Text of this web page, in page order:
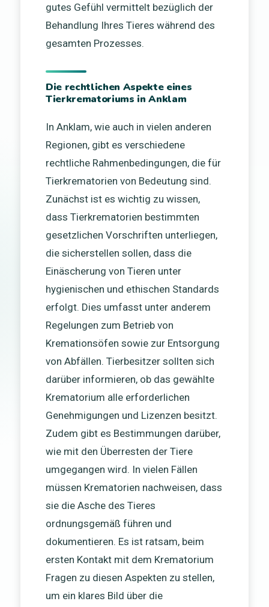
gutes Gefühl vermittelt bezüglich der
Behandlung Ihres Tieres während des
gesamten Prozesses.
Die rechtlichen Aspekte eines
Tierkrematoriums in Anklam
In Anklam, wie auch in vielen anderen
Regionen, gibt es verschiedene
rechtliche Rahmenbedingungen, die für
Tierkrematorien von Bedeutung sind.
Zunächst ist es wichtig zu wissen,
dass Tierkrematorien bestimmten
gesetzlichen Vorschriften unterliegen,
die sicherstellen sollen, dass die
Einäscherung von Tieren unter
hygienischen und ethischen Standards
erfolgt. Dies umfasst unter anderem
Regelungen zum Betrieb von
Kremationsöfen sowie zur Entsorgung
von Abfällen. Tierbesitzer sollten sich
darüber informieren, ob das gewählte
Krematorium alle erforderlichen
Genehmigungen und Lizenzen besitzt.
Zudem gibt es Bestimmungen darüber,
wie mit den Überresten der Tiere
umgegangen wird. In vielen Fällen
müssen Krematorien nachweisen, dass
sie die Asche des Tieres
ordnungsgemäß führen und
dokumentieren. Es ist ratsam, beim
ersten Kontakt mit dem Krematorium
Fragen zu diesen Aspekten zu stellen,
um ein klares Bild über die